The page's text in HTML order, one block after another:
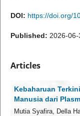
DOI: https://doi.org/
Published: 2026-06-
Articles
Kebaharuan
Manusia dari
Mutia Syafira, Della